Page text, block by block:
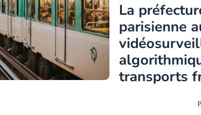
La
parisienne
transports